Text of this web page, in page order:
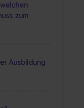
zum
Ausbildung